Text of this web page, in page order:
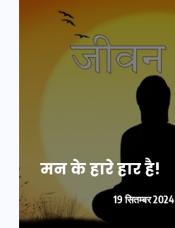
मन के हारे हार है!
19 सितम्बर 2024